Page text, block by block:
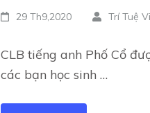
29 Th9,2020 Trí Tuệ
CLB tiếng anh Phố Cổ
các bạn học sinh …